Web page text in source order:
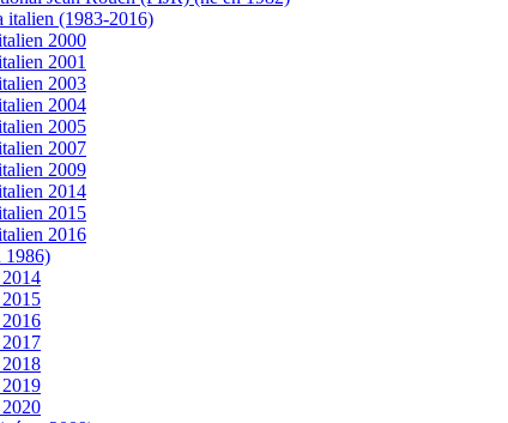
italien (1983-2016)
2000
2001
2003
2004
2005
2007
2009
2014
2015
2016
1986)